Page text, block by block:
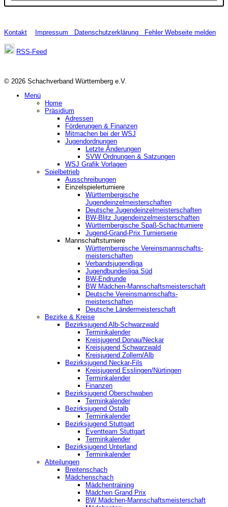
Kontakt Impressum Datenschutzerklärung Fehler Webseite melden
RSS-Feed
© 2026 Schachverband Württemberg e.V.
Menü
Home
Präsidium
Adressen
Förderungen & Finanzen
Mitmachen bei der WSJ
Jugendordnungen
Letzte Änderungen
SVW Ordnungen & Satzungen
WSJ Grafik Vorlagen
Spielbetrieb
Ausschreibungen
Einzelspielerturniere
Württembergische
Jugendeinzelmeisterschaften
Deutsche Jugendeinzelmeisterschaften
BW-Blitz Jugendeinzelmeisterschaften
Württembergische Spaß-Schachturniere
Jugend-Grand-Prix Turnierserie
Mannschaftsturniere
Württembergische Vereinsmannschafts-
meisterschaften
Verbandsjugendliga
Jugendbundesliga Süd
BW-Endrunde
BW Mädchen-Mannschaftsmeisterschaft
Deutsche Vereinsmannschafts-
meisterschaften
Deutsche Ländermeisterschaft
Bezirke & Kreise
Bezirksjugend Alb-Schwarzwald
Terminkalender
Kreisjugend Donau/Neckar
Kreisjugend Schwarzwald
Kreisjugend Zollern/Alb
Bezirksjugend Neckar-Fils
Kreisjugend ‎Esslingen/Nürtingen
Terminkalender
Finanzen
Bezirksjugend Oberschwaben
Terminkalender
Bezirksjugend Ostalb
Terminkalender
Bezirksjugend Stuttgart
‎Eventteam Stuttgart
Terminkalender
Bezirksjugend Unterland
Terminkalender
Abteilungen
Breitenschach
Mädchenschach
Mädchentraining
Mädchen Grand Prix
BW Mädchen-Mannschaftsmeisterschaft